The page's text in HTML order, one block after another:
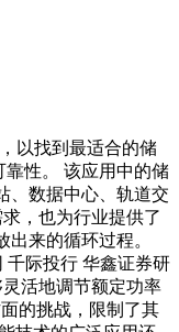
以找到最适合的储
性。 该应用中的储
、数据中心、轨道交
，也为行业提供了
来的循环过程。
千际投行 华鑫证券研
活地调节额定功率
的挑战，限制了其